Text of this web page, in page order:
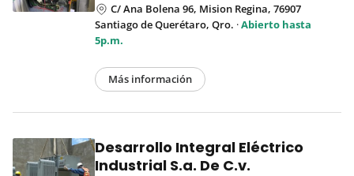
C/ Ana Bolena 96, Mision Regina, 76907
Santiago de Querétaro, Qro. ·Abierto hasta
5p.m.
Más información
Desarrollo Integral Eléctrico
Industrial S.a. De C.v.